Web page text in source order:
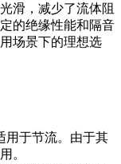
滑，减少了流体阻
的绝缘性能和隔音
场景下的理想选
用于节流。由于其
。